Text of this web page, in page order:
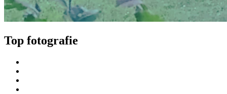
Top fotografie